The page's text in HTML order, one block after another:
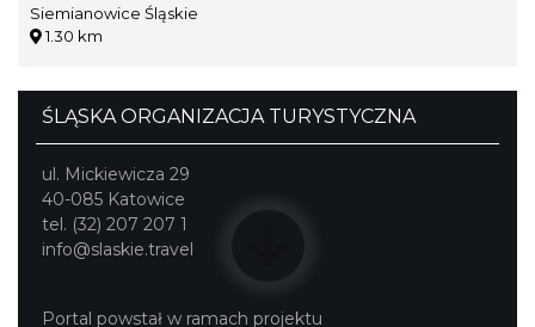
Siemianowice Śląskie
1.30 km
ŚLĄSKA ORGANIZACJA TURYSTYCZNA
ul. Mickiewicza 29
40-085 Katowice
tel. (32) 207 207 1
info@slaskie.travel
Portal powstał w ramach projektu